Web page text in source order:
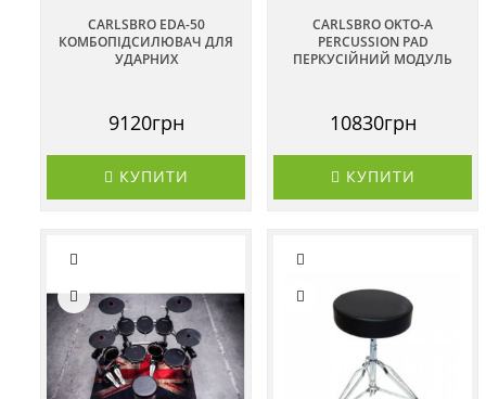
CARLSBRO EDA-50
КОМБОПІДСИЛЮВАЧ ДЛЯ
УДАРНИХ
9120грн
КУПИТИ
CARLSBRO OKTO-A
PERCUSSION PAD
ПЕРКУСІЙНИЙ МОДУЛЬ
10830грн
КУПИТИ